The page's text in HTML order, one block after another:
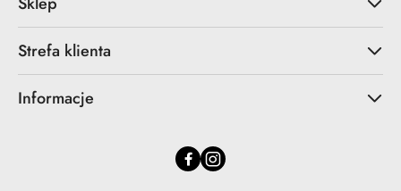
Strefa klienta
Informacje